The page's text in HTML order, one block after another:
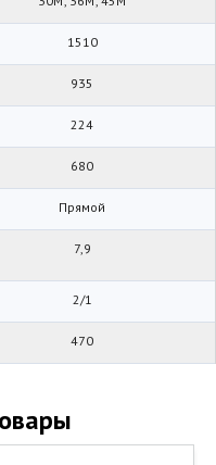
1510
935
224
680
Прямой
7,9
2/1
470